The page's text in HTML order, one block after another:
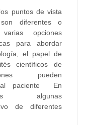
puntos de vista
diferentes o
opciones
para abordar
el papel de
científicos de
pueden
al paciente En
algunas
de diferentes